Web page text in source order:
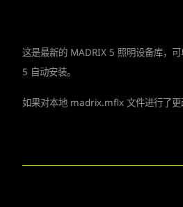
这是最新的 MADRIX 5 照明设备库，
5 自动安装。
如果对本地 madrix.mflx 文件进行了更